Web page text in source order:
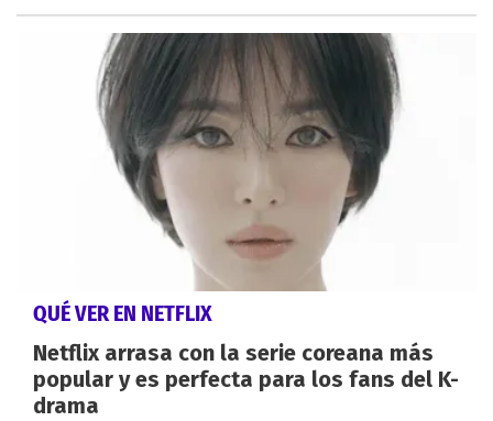
QUÉ VER EN NETFLIX
Netflix arrasa con la serie coreana más
popular y es perfecta para los fans del K-
drama